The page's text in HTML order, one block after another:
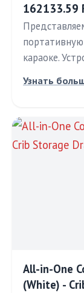
162133.59
караоке.
Узнать
All-in-One
(White) -